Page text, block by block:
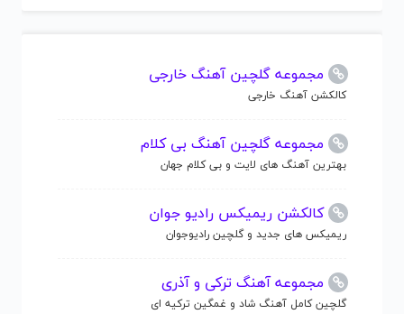
مجموعه گلچین آهنگ خارجی
کالکشن آهنگ خارجی
مجموعه گلچین آهنگ بی کلام
بهترین آهنگ های لایت و بی کلام جهان
کالکشن ریمیکس رادیو جوان
ریمیکس های جدید و گلچین رادیوجوان
مجموعه آهنگ ترکی و آذری
گلچین کامل آهنگ شاد و غمگین ترکیه ای